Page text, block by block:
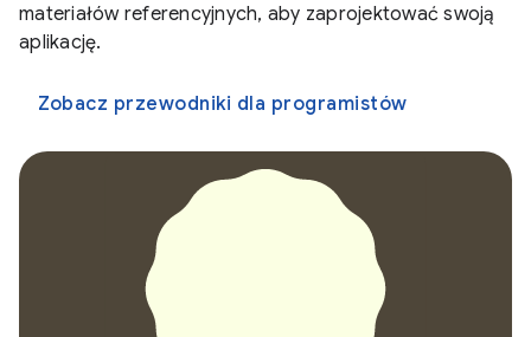
materiałów referencyjnych, aby zaprojektować swoją
aplikację.
Zobacz przewodniki dla programistów